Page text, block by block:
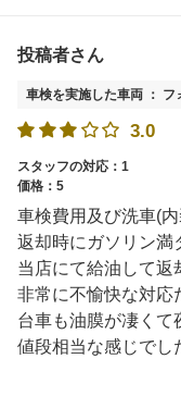
投稿者さん
車検を実施した車両 ：
3.0
スタッフの対応：1
価格：5
車検費用及び洗車(
返却時にガソリン満
当店にて給油して返
非常に不愉快な対応
台車も油膜が凄くて
値段相当な感じでし